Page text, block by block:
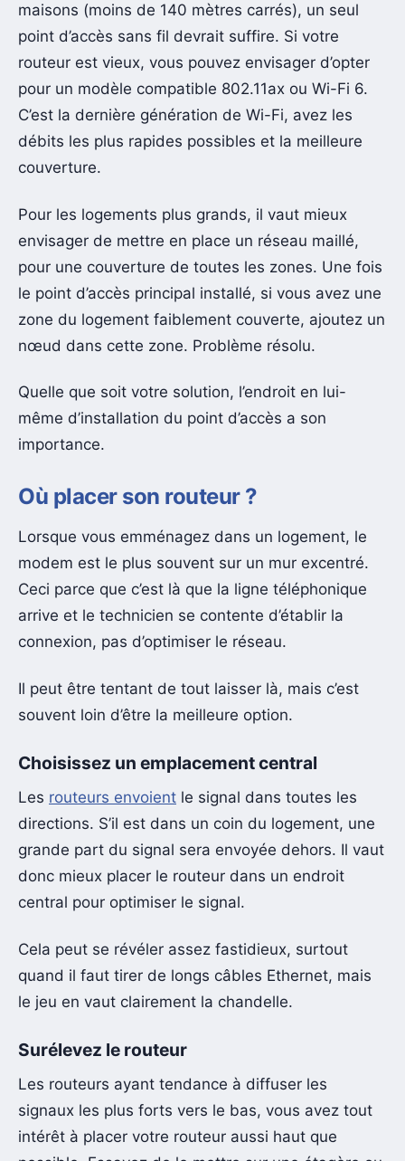
maisons (moins de 140 mètres carrés), un seul
point d’accès sans fil devrait suffire. Si votre
routeur est vieux, vous pouvez envisager d’opter
pour un modèle compatible 802.11ax ou Wi-Fi 6.
C’est la dernière génération de Wi-Fi, avez les
débits les plus rapides possibles et la meilleure
couverture.
Pour les logements plus grands, il vaut mieux
envisager de mettre en place un réseau maillé,
pour une couverture de toutes les zones. Une fois
le point d’accès principal installé, si vous avez une
zone du logement faiblement couverte, ajoutez un
nœud dans cette zone. Problème résolu.
Quelle que soit votre solution, l’endroit en lui-
même d’installation du point d’accès a son
importance.
Où placer son routeur ?
Lorsque vous emménagez dans un logement, le
modem est le plus souvent sur un mur excentré.
Ceci parce que c’est là que la ligne téléphonique
arrive et le technicien se contente d’établir la
connexion, pas d’optimiser le réseau.
Il peut être tentant de tout laisser là, mais c’est
souvent loin d’être la meilleure option.
Choisissez un emplacement central
Les routeurs envoient le signal dans toutes les
directions. S’il est dans un coin du logement, une
grande part du signal sera envoyée dehors. Il vaut
donc mieux placer le routeur dans un endroit
central pour optimiser le signal.
Cela peut se révéler assez fastidieux, surtout
quand il faut tirer de longs câbles Ethernet, mais
le jeu en vaut clairement la chandelle.
Surélevez le routeur
Les routeurs ayant tendance à diffuser les
signaux les plus forts vers le bas, vous avez tout
intérêt à placer votre routeur aussi haut que